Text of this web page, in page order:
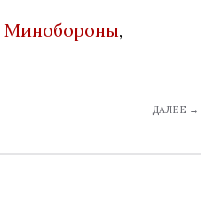
Минобороны,
ДАЛЕЕ →